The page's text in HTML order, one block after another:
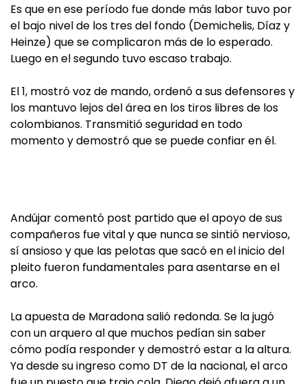
Es que en ese período fue donde más labor tuvo por
el bajo nivel de los tres del fondo (Demichelis, Díaz y
Heinze) que se complicaron más de lo esperado.
Luego en el segundo tuvo escaso trabajo.
El 1, mostró voz de mando, ordenó a sus defensores y
los mantuvo lejos del área en los tiros libres de los
colombianos. Transmitió seguridad en todo
momento y demostró que se puede confiar en él.
Andújar comentó post partido que el apoyo de sus
compañeros fue vital y que nunca se sintió nervioso,
sí ansioso y que las pelotas que sacó en el inicio del
pleito fueron fundamentales para asentarse en el
arco.
La apuesta de Maradona salió redonda. Se la jugó
con un arquero al que muchos pedían sin saber
cómo podía responder y demostró estar a la altura.
Ya desde su ingreso como DT de la nacional, el arco